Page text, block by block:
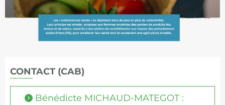
CONTACT (CAB)
Bénédicte MICHAUD-MATEGOT :